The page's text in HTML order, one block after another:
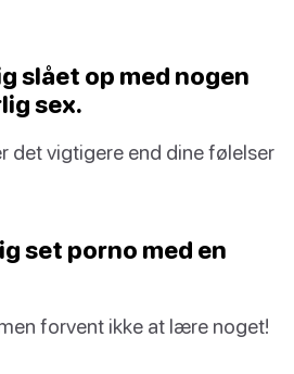
slået op med nogen
sex.
det vigtigere end dine følelser
set porno med en
forvent ikke at lære noget!